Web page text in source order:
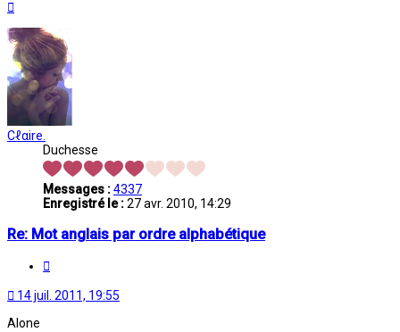
Cℓαire.
Duchesse
Messages :4337
Enregistré le :27 avr. 2010, 14:29
Re: Mot anglais par ordre alphabétique
14 juil. 2011, 19:55
Alone